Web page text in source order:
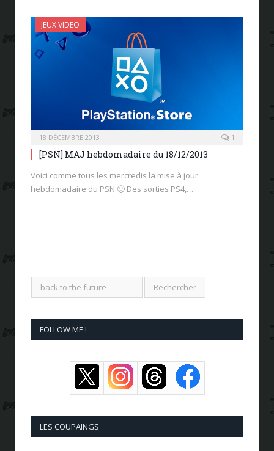
JEUX VIDEO
18 DÉCEMBRE 2013 1
[PSN] MAJ hebdomadaire du 18/12/2013
Voici comme tous les mercredis la mise à jour
hebdomadaire du PSN 🙂 Des sorties PS4,…
FOLLOW ME !
LES COUPAINGS